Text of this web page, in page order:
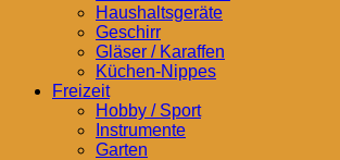
Haushaltsgeräte
Geschirr
Gläser / Karaffen
Küchen-Nippes
Freizeit
Hobby / Sport
Instrumente
Garten